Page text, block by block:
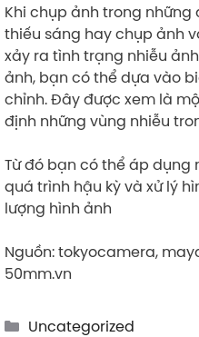
Khi chụp ảnh trong những
thiếu sáng hay chụp ảnh
xảy ra tình trạng nhiễu
ảnh, bạn có thể dựa vào
chỉnh. Đây được xem là
định những vùng nhiễu
Từ đó bạn có thể áp dụng
quá trình hậu kỳ và xử lý
lượng hình ảnh
Nguồn: tokyocamera,
50mm.vn
Categories
Uncategorized